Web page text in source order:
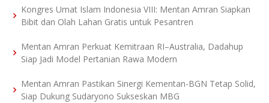
Kongres Umat Islam Indonesia VIII: Mentan Amran Siapkan
Bibit dan Olah Lahan Gratis untuk Pesantren
Mentan Amran Perkuat Kemitraan RI–Australia, Dadahup
Siap Jadi Model Pertanian Rawa Modern
Mentan Amran Pastikan Sinergi Kementan-BGN Tetap Solid,
Siap Dukung Sudaryono Sukseskan MBG